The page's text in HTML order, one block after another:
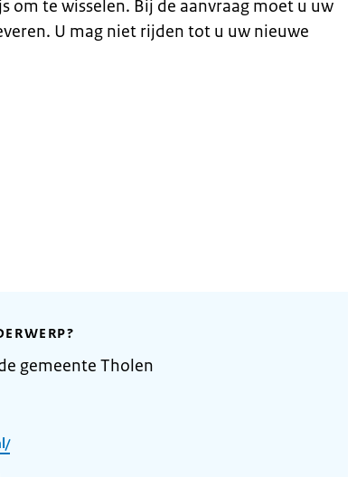
om te wisselen. Bij de aanvraag moet u uw
U mag niet rijden tot u uw nieuwe
gemeente Tholen